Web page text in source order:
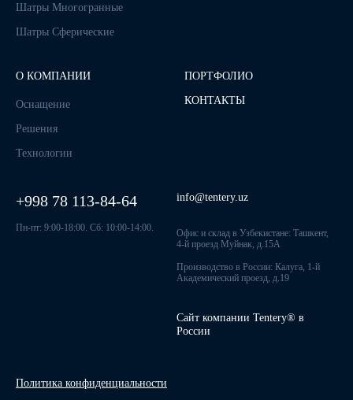
Шатры Многогранные
Шатры Сферические
О КОМПАНИИ
Оснащение
Решения
Технологии
ПОРТФОЛИО
КОНТАКТЫ
+998 78 113-84-64
Пн-пт: 9:00-18:00. Сб: 10:00-14:00.
info@tentery.uz
Офис и склад в Узбекистане: Ташкент,
4-й проезд Муйнак, д.15А
Производство в России: Калуга, 1-й
Академический проезд, д.19
Сайт компании Tentery® в
России
Политика конфиденциальности